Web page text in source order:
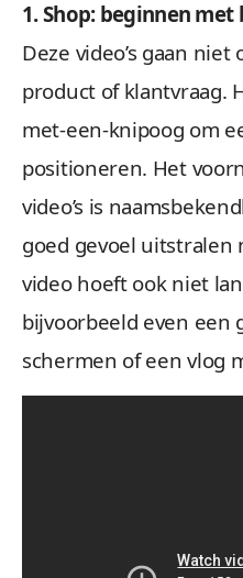
1. Shop: beginnen
Deze video’s gaan
product of klantvraag.
met-een-knipoog om
positioneren. Het
video’s is
goed gevoel uitstralen
video hoeft ook niet
bijvoorbeeld even een
schermen of een vlog